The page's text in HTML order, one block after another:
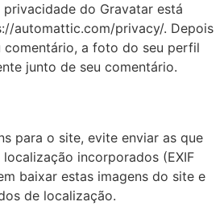
do Gravatar está
automattic.com/privacy/. Depois
comentário, a foto do seu perfil
junto de seu comentário.
para o site, evite enviar as que
incorporados (EXIF
baixar estas imagens do site e
de localização.